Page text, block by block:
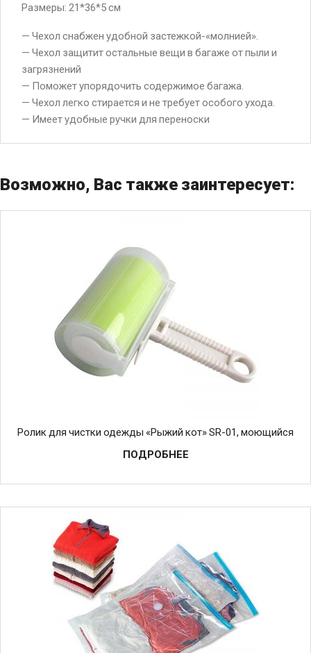
Размеры: 21*36*5 см
— Чехол снабжен удобной застежкой-«молнией».
— Чехол защитит остальные вещи в багаже от пыли и
загрязнений
— Поможет упорядочить содержимое багажа.
— Чехол легко стирается и не требует особого ухода.
— Имеет удобные ручки для переноски
Возможно, Вас также заинтересует:
Ролик для чистки одежды «Рыжий кот» SR-01, моющийся
ПОДРОБНЕЕ